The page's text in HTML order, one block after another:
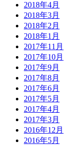
2018年4月
2018年3月
2018年2月
2018年1月
2017年11月
2017年10月
2017年9月
2017年8月
2017年6月
2017年5月
2017年4月
2017年3月
2016年12月
2016年5月